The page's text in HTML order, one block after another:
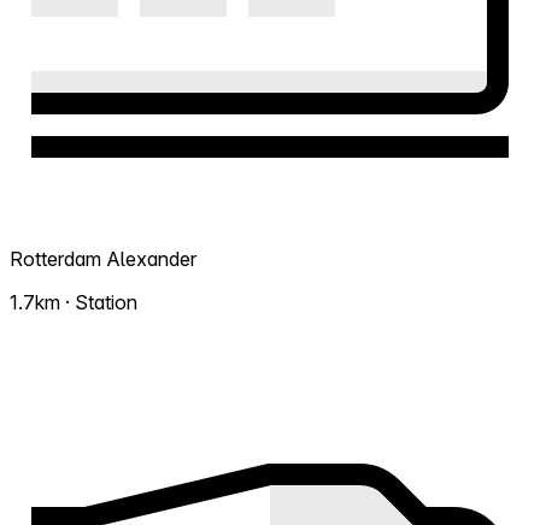
Rotterdam Alexander
1.7km · Station